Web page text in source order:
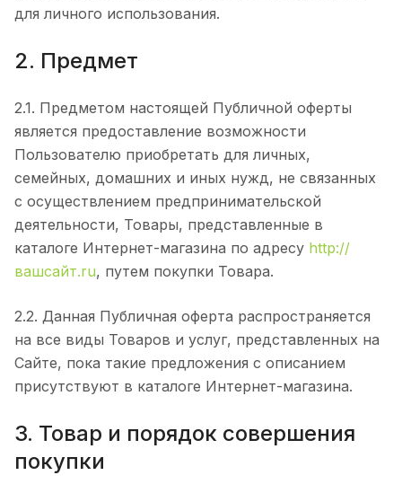
для личного использования.
2. Предмет
2.1. Предметом настоящей Публичной оферты
является предоставление возможности
Пользователю приобретать для личных,
семейных, домашних и иных нужд, не связанных
с осуществлением предпринимательской
деятельности, Товары, представленные в
каталоге Интернет-магазина по адресу http://
вашсайт.ru, путем покупки Товара.
2.2. Данная Публичная оферта распространяется
на все виды Товаров и услуг, представленных на
Сайте, пока такие предложения с описанием
присутствуют в каталоге Интернет-магазина.
3. Товар и порядок совершения
покупки